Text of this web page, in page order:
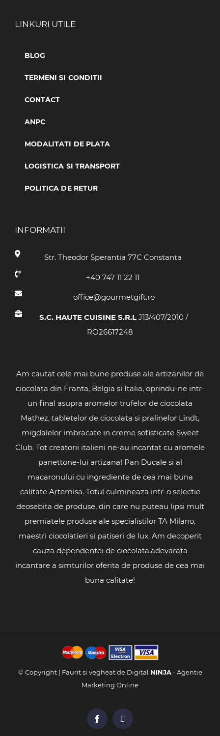
LINKURI UTILE
BLOG
TERMENI SI CONDITII
CONTACT
ANPC
MODALITATI DE PLATA
LOGISTICA SI TRANSPORT
POLITICA DE RETUR
INFORMATII
Str. Theodor Sperantia 77C Constanta
+40 747 11 22 11
office@gourmetgift.ro
S.C. HAUTE CUISINE S.R.L J13/407/2010 /
RO26617248
Am cautat cele mai bune produse ale artizanilor de
ciocolata din Franta, Belgia si Italia, oprindu-ne intr-
un final asupra aromelor trufelor de ciocolata
Mathez, tabletelor de ciocolata si pralinelor Lindt,
migdalelor imbracate in creme sofisticate Sweet
Club. Tot creatorii italieni ne-au incantat cu aromele
panettone-lui artizanal Pan Ducale si al
macaronului cu ingrediente de cea mai buna
calitate Artemisa. Totul culmineaza intr-o selectie
deosebita de produse, din care nu puteau lipsi mult
premiatele produse ale specialistilor TA Milano,
maestri ciocolatieri si patiseri de lux. Am decoperit
cauza dependentei de ciocolata,adevarata
incantare a simturilor oferita de produse de cea mai
buna calitate!
© Copyright | Faurit si vegheat de Digital NINJA-Agentie
Marketing Online
Facebook
X